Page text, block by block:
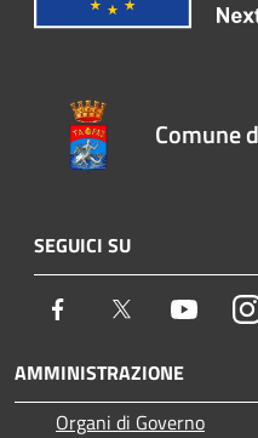
Comune
SEGUICI SU
Facebook Twitter
AMMINISTRAZIONE
Organi di Governo